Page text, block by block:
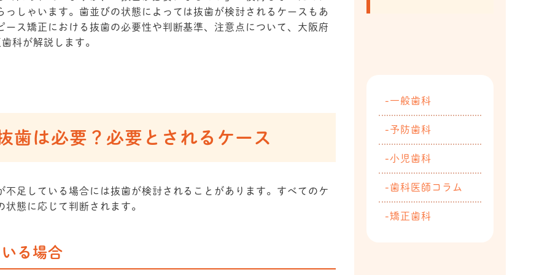
しゃいます。歯並びの状態によっては抜歯が検討されるケースもあ
ス矯正における抜歯の必要性や判断基準、注意点について、大阪府
科が解説します。
歯は必要？必要とされるケース
足している場合には抜歯が検討されることがあります。すべてのケ
態に応じて判断されます。
る場合
一般歯科
予防歯科
小児歯科
歯科医師コラム
矯正歯科